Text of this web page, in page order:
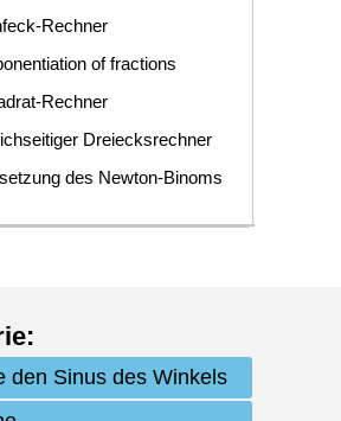
Rechner
of fractions
Rechner
Dreiecksrechner
des Newton-Binoms
:
den Sinus des Winkels